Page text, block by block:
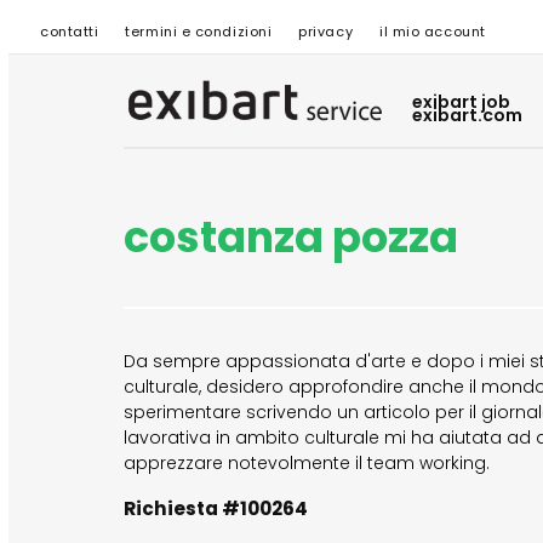
contatti termini e condizioni privacy il mio account
exibart job
exibart.com
costanza pozza
Da sempre appassionata d'arte e dopo i miei
culturale, desidero approfondire anche il
sperimentare scrivendo un articolo per il
lavorativa in ambito culturale mi ha aiutata
apprezzare notevolmente il team working.
Richiesta #100264